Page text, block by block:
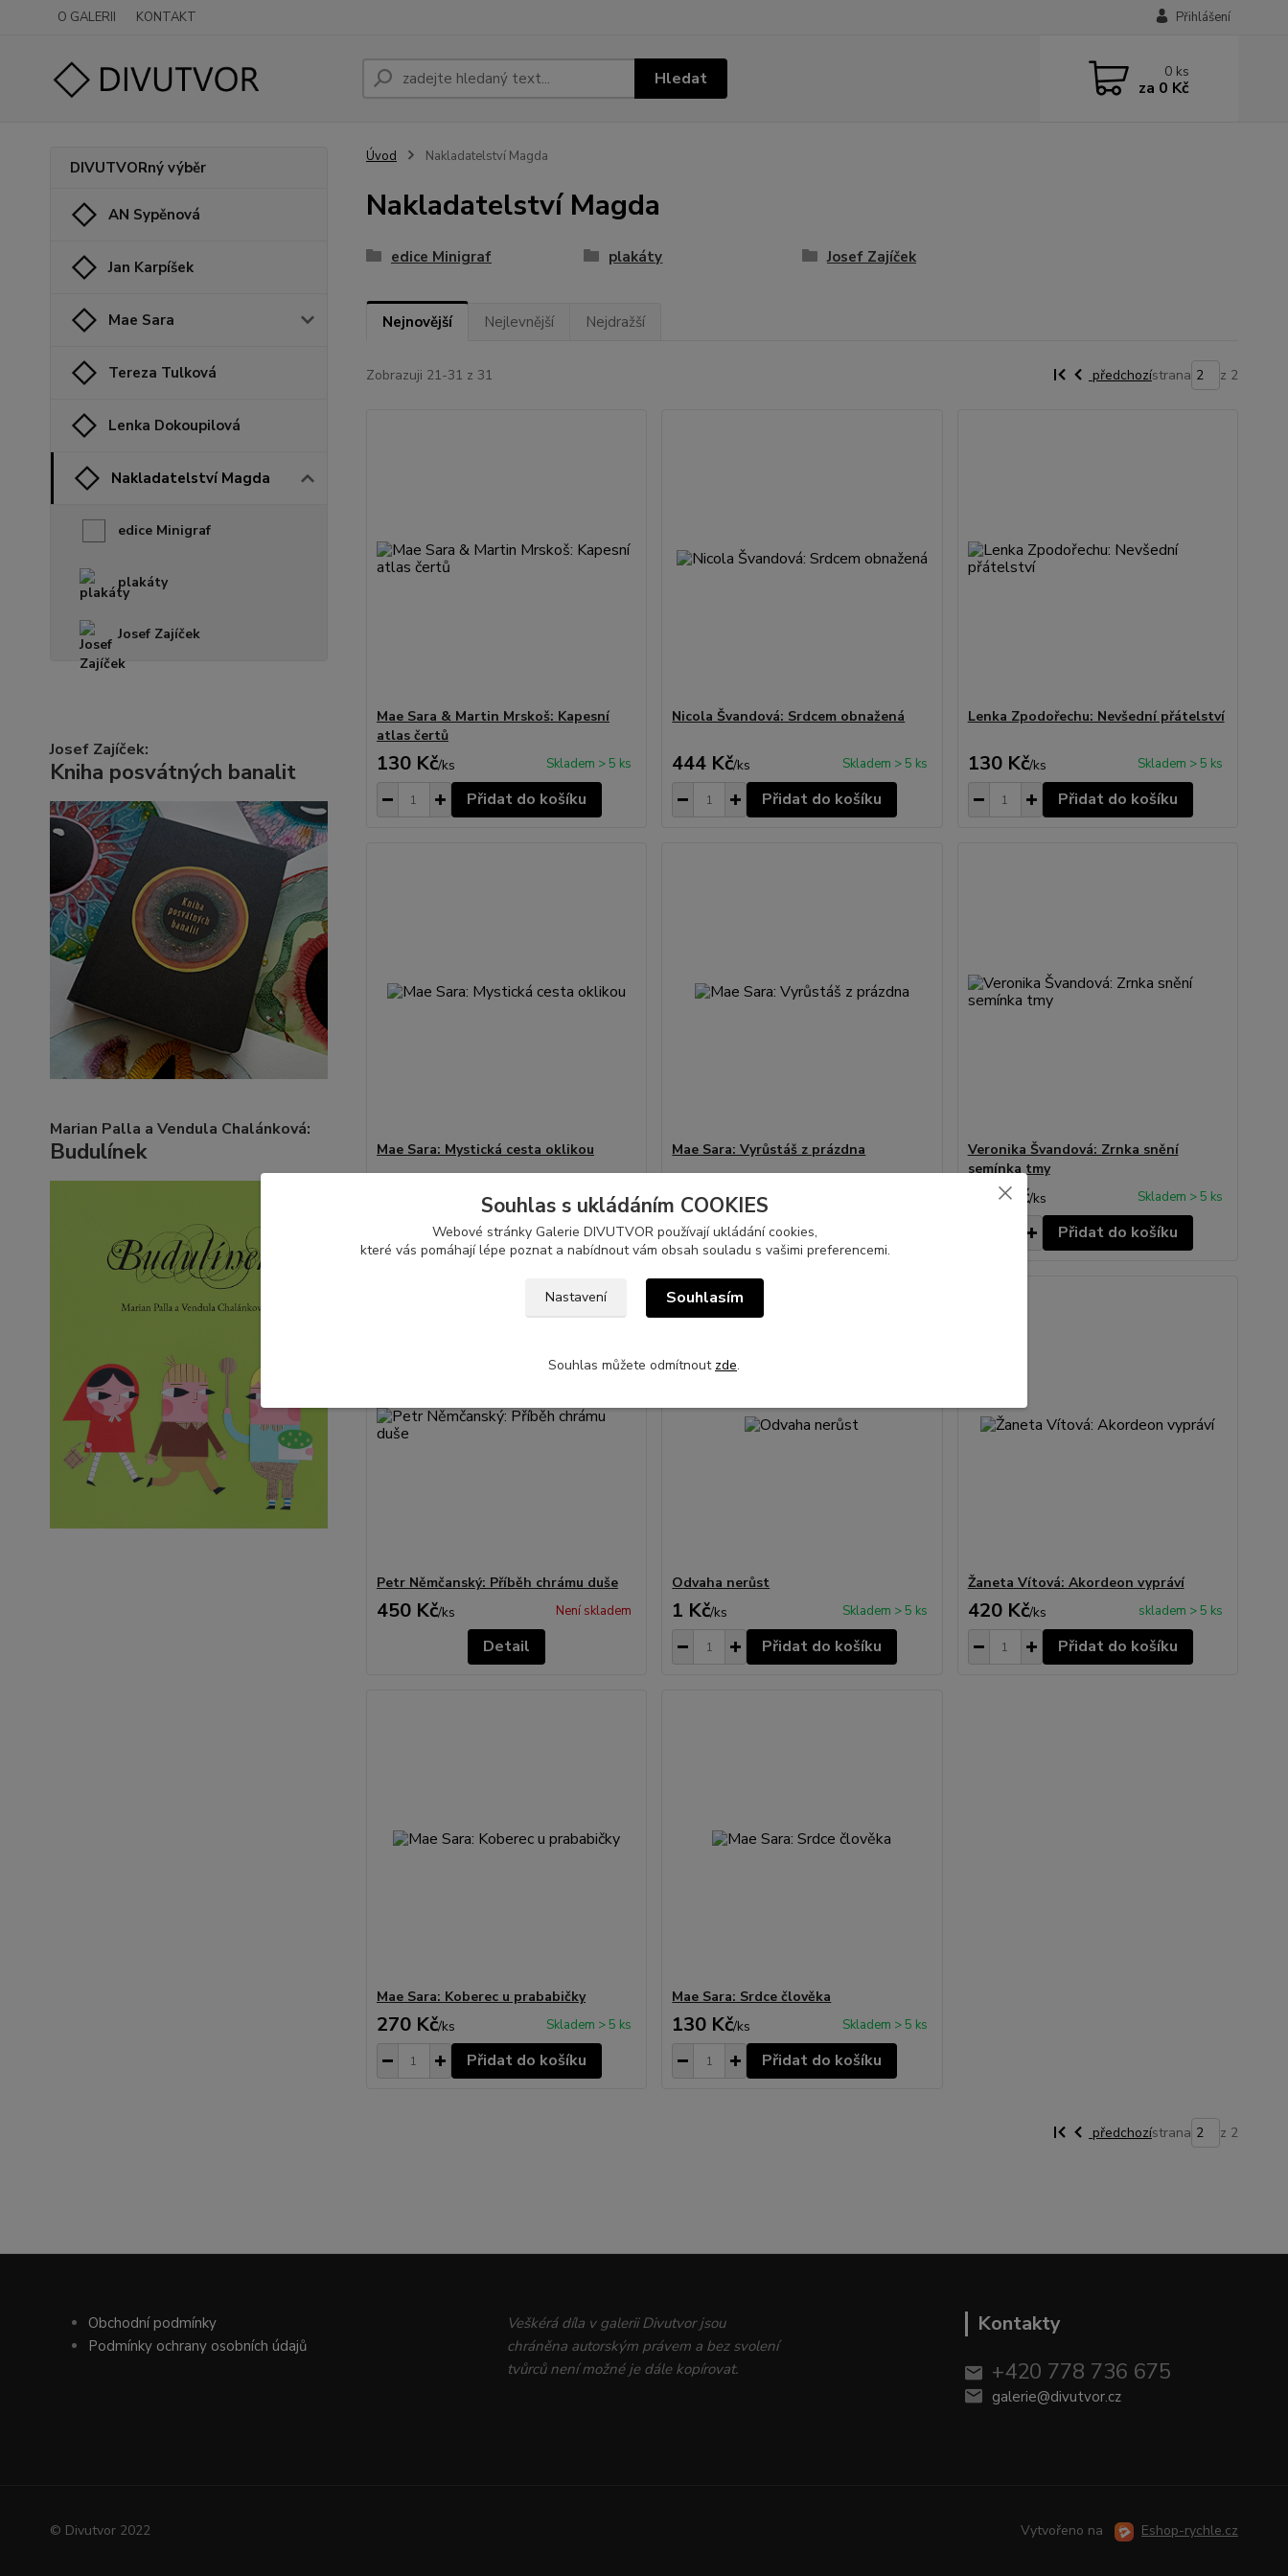
O GALERII KONTAKT Přihlášení
Hledat 0 ks
za 0 Kč
DIVUTVORný výběr
AN Sypěnová
Jan Karpíšek
Mae Sara
Tereza Tulková
Lenka Dokoupilová
Nakladatelství Magda
edice Minigraf
plakáty
Josef Zajíček
Josef Zajíček:
Kniha posvátných banalit
Marian Palla a Vendula Chalánková:
Budulínek
Úvod Nakladatelství Magda
Nakladatelství Magda
edice Minigraf plakáty Josef Zajíček
Nejnovější Nejlevnější Nejdražší
Zobrazuji 21-31 z 31 předchozístrana z 2
Mae Sara & Martin Mrskoš: Kapesní
atlas čertů
130 Kč/ks Skladem > 5 ks
Přidat do košíku
Nicola Švandová: Srdcem obnažená
444 Kč/ks Skladem > 5 ks
Přidat do košíku
Lenka Zpodořechu: Nevšední přátelství
130 Kč/ks Skladem > 5 ks
Přidat do košíku
Mae Sara: Mystická cesta oklikou
Skladem > 5 ks
Přidat do košíku
Mae Sara: Vyrůstáš z prázdna
130 Kč/ks
Přidat do košíku
Veronika Švandová: Zrnka snění
semínka tmy
220 Kč/ks Skladem > 5 ks
Přidat do košíku
Petr Němčanský: Příběh chrámu duše
450 Kč/ks Není skladem
Detail
Odvaha nerůst
1 Kč/ks Skladem > 5 ks
Přidat do košíku
Žaneta Vítová: Akordeon vypráví
420 Kč/ks skladem > 5 ks
Přidat do košíku
Mae Sara: Koberec u prababičky
270 Kč/ks Skladem > 5 ks
Přidat do košíku
Mae Sara: Srdce člověka
130 Kč/ks Skladem > 5 ks
Přidat do košíku
předchozístrana z 2
Obchodní podmínky
Podmínky ochrany osobních údajů
Veškérá díla v galerii Divutvor jsou
chráněna autorským právem a bez svolení
tvůrců není možné je dále kopírovat.
Kontakty
+420 778 736 675
galerie@divutvor.cz
© Divutvor 2022 Vytvořeno na Eshop-rychle.cz
Souhlas s ukládáním COOKIES
Webové stránky Galerie DIVUTVOR používají ukládání cookies,
které vás pomáhají lépe poznat a nabídnout vám obsah souladu s vašimi preferencemi.
Nastavení Souhlasím
Souhlas můžete odmítnout zde.